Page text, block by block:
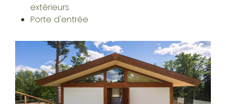
extérieurs
Porte d'entrée